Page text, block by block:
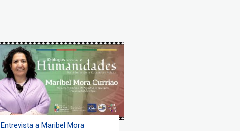
Entrevista a Maribel Mora